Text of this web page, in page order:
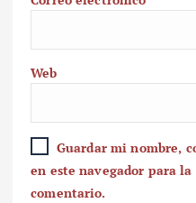
Web
Guardar mi nombre,
en este navegador para
comentario.